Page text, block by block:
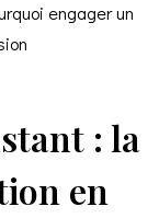
engager un
: la
en